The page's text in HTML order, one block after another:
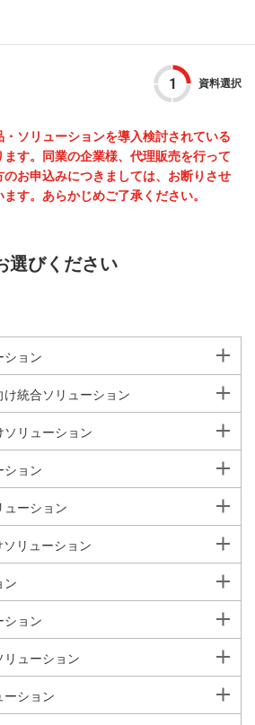
資料選択
ソリューションを導入検討されている
す。同業の企業様、代理販売を行って
お申込みにつきましては、お断りさせ
す。あらかじめご了承ください。
選びください
ション
統合ソリューション
リューション
ション
ューション
リューション
ン
ション
リューション
ーション